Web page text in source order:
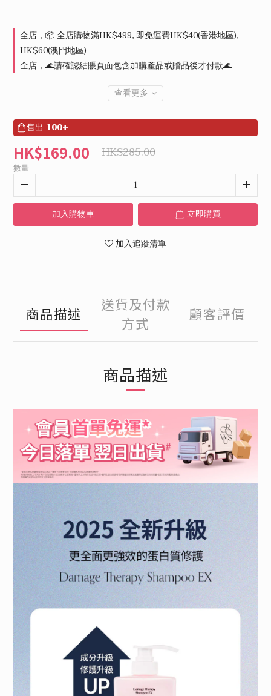
全店，📦 全店購物滿HK$499, 即免運費HK$40(香港地區),
HK$60(澳門地區)
全店，🌊請確認結賬頁面包含加購產品或贈品後才付款🌊
查看更多
售出 100+
HK$169.00 HK$285.00
數量
加入購物車 立即購買
加入追蹤清單
商品描述
送貨及付款
方式
顧客評價
商品描述